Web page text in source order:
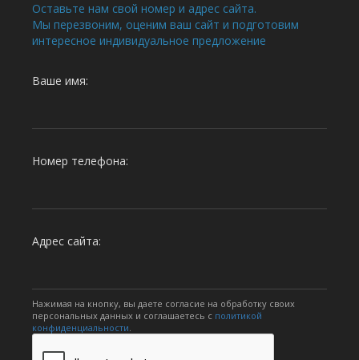
Оставьте нам свой номер и адрес сайта.
Мы перезвоним, оценим ваш сайт и подготовим
интересное индивидуальное предложение
Ваше имя:
Номер телефона:
Адрес сайта:
Нажимая на кнопку, вы даете согласие на обработку своих
персональных данных и соглашаетесь с политикой
конфиденциальности.